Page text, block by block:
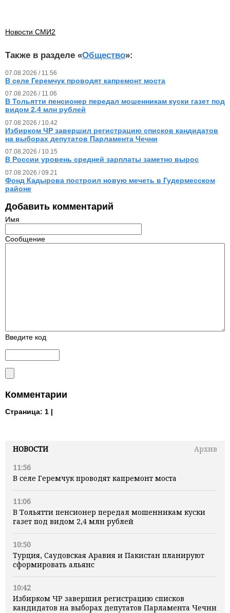
НОВОСТИ
Архив
11:56
В селе Геремчук проводят капремонт моста
11:06
В Тольятти пенсионер передал мошенникам куски
газет под видом 2,4 млн рублей
10:50
Турция, Саудовская Аравия и Пакистан планируют
сформировать альянс
10:42
Избирком ЧР завершил регистрацию списков
кандидатов на выборах депутатов Парламента Чечни
Новости СМИ2
Также в разделе «Общество»:
07.08.2026 / 11.56
В селе Геремчук проводят капремонт моста
07.08.2026 / 11.06
В Тольятти пенсионер передал мошенникам куски газет под
видом 2,4 млн рублей
07.08.2026 / 10.42
Избирком ЧР завершил регистрацию списков кандидатов
на выборах депутатов Парламента Чечни
07.08.2026 / 10.15
В России уровень средней зарплаты заметно вырос
07.08.2026 / 09.21
Фонд Кадырова построил новую мечеть в Гудермесском
районе
Добавить комментарий
Имя
Сообщение
Введите код
Комментарии
Страница: 1 |